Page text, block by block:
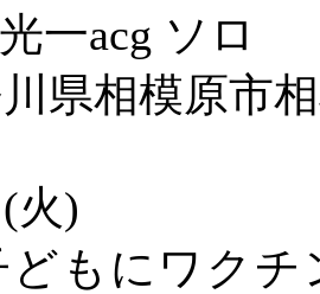
一acg ソロ
相模原市
火)
もにワクチ